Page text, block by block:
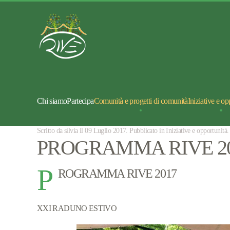
Chi siamoPartecipaComunità e progetti di comunitàIniziative e
Scritto da silvia il09 Luglio 2017. Pubblicato in Iniziative e opportunità.
PROGRAMMA RIVE
P ROGRAMMA RIVE 2017
XXI RADUNO ESTIVO